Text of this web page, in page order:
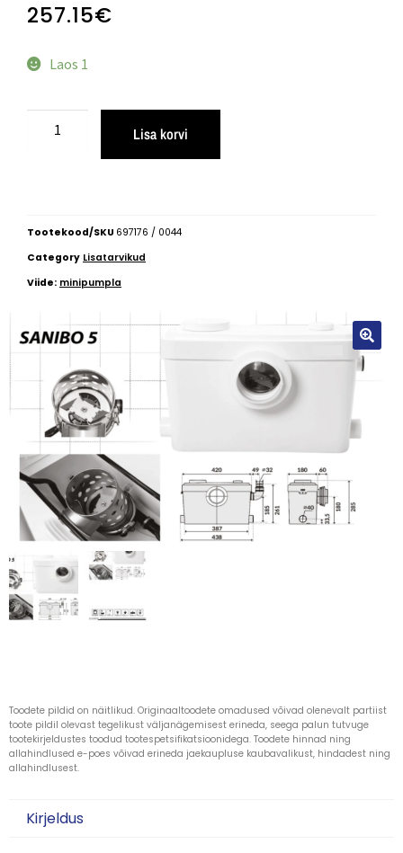
🔍
Toodete pildid on näitlikud. Originaaltoodete omadused võivad olenevalt partiist
toote pildil olevast tegelikust väljanägemisest erineda, seega palun tutvuge
tootekirjeldustes toodud tootespetsifikatsioonidega. Toodete hinnad ning
allahindlused e-poes võivad erineda jaekaupluse kaubavalikust, hindadest ning
allahindlusest.
257.15€
Laos 1
Lisa korvi
Tootekood/SKU 697176 / 0044
Category Lisatarvikud
Viide: minipumpla
Kirjeldus